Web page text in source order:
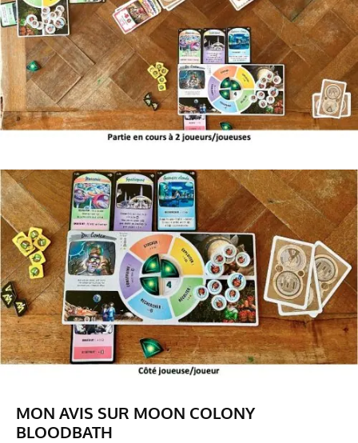
MON AVIS SUR MOON COLONY
BLOODBATH